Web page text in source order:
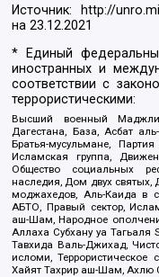
Источник: http://
на23.12.2021
* Единый
иностранных и
соответствии с
террористическими:
Высший военный
Дагестана, База, Асбат
Братья-мусульмане,
Исламская группа,
Общество социальных
наследия, Дом двух
моджахедов, Аль-Каида в
АБТО, Правый сектор,
аш-Шам, Народное
Аллаха Субхану уа
Тавхида Валь-Джихад,
исломи, Террористическое
Хайят Тахрир аш-Шам,